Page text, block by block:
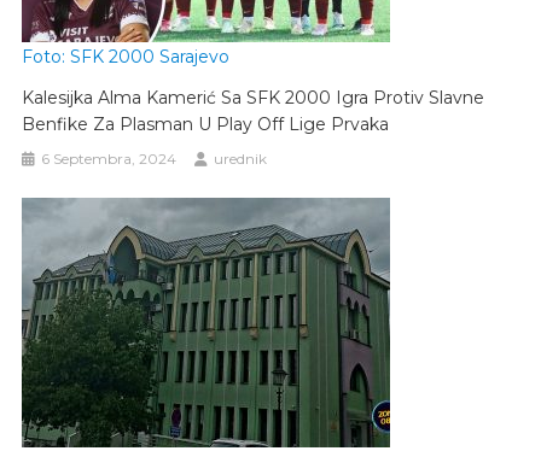
Foto: SFK 2000 Sarajevo
Kalesijka Alma Kamerić Sa SFK 2000 Igra Protiv Slavne
Benfike Za Plasman U Play Off Lige Prvaka
6 Septembra, 2024 urednik